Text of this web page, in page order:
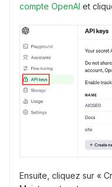
compte OpenAI et
Ensuite, cliquez sur «